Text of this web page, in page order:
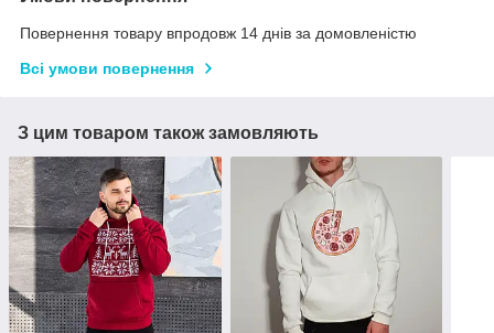
Повернення товару впродовж 14 днів за домовленістю
Всі умови повернення
З цим товаром також замовляють